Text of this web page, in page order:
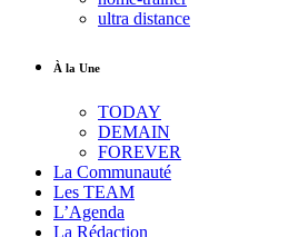
ultra distance
À la Une
TODAY
DEMAIN
FOREVER
La Communauté
Les TEAM
L’Agenda
La Rédaction